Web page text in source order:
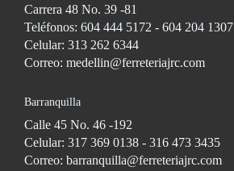
Carrera 48 No. 39 -81
Teléfonos: 604 444 5172 - 604 204 1307
Celular: 313 262 6344
Correo: medellin@ferreteriajrc.com
Barranquilla
Calle 45 No. 46 -192
Celular: 317 369 0138 - 316 473 3435
Correo: barranquilla@ferreteriajrc.com